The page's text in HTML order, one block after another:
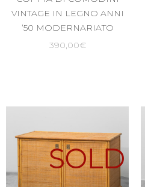
VINTAGE IN LEGNO ANNI
’50 MODERNARIATO
390,00€
SOLD